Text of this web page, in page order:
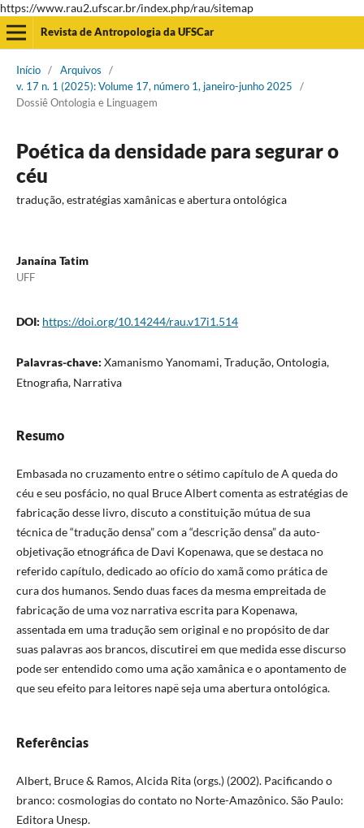
https://www.rau2.ufscar.br/index.php/rau/sitemap
Revista de Antropologia da UFSCar
Início / Arquivos
/
v. 17 n. 1 (2025): Volume 17, número 1, janeiro-junho 2025
/
Dossiê Ontologia e Linguagem
Poética da densidade para segurar o
céu
tradução, estratégias xamânicas e abertura ontológica
Janaína Tatim
UFF
DOI: https://doi.org/10.14244/rau.v17i1.514
Palavras-chave: Xamanismo Yanomami, Tradução, Ontologia,
Etnografia, Narrativa
Resumo
Embasada no cruzamento entre o sétimo capítulo de A queda do
céu e seu posfácio, no qual Bruce Albert comenta as estratégias de
fabricação desse livro, discuto a constituição mútua de sua
técnica de “tradução densa” com a “descrição densa” da auto-
objetivação etnográfica de Davi Kopenawa, que se destaca no
referido capítulo, dedicado ao ofício do xamã como prática de
cura dos humanos. Sendo duas faces da mesma empreitada de
fabricação de uma voz narrativa escrita para Kopenawa,
assentada em uma tradução sem original e no propósito de dar
suas palavras aos brancos, discutirei em que medida esse discurso
pode ser entendido como uma ação xamânica e o apontamento de
que seu efeito para leitores napë seja uma abertura ontológica.
Referências
Albert, Bruce & Ramos, Alcida Rita (orgs.) (2002). Pacificando o
branco: cosmologias do contato no Norte-Amazônico. São Paulo:
Editora Unesp.